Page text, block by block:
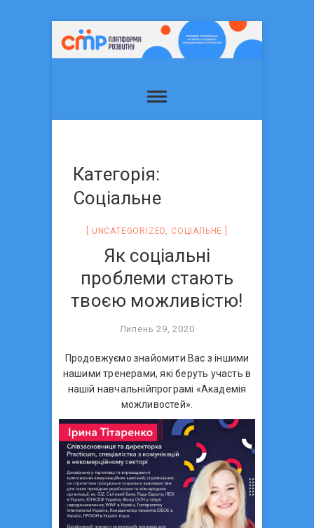
Категорія:
Соцiальне
UNCATEGORIZED СОЦIАЛЬНЕ
Як соціальні
проблеми стають
твоєю можливістю!
Липень 29, 2020
Продовжуємо знайомити Вас з іншими
нашими тренерами, які беруть участь в
нашій навчальнійпрограмі «Академія
можливостей».